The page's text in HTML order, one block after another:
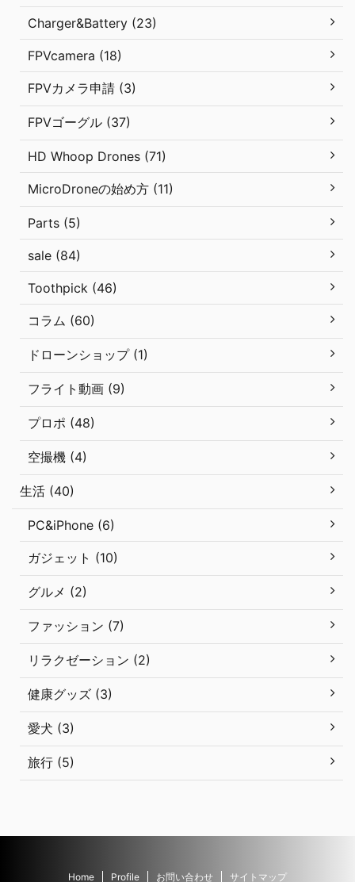
Charger&Battery (23)
FPVcamera (18)
FPVカメラ申請 (3)
FPVゴーグル (37)
HD Whoop Drones (71)
MicroDroneの始め方 (11)
Parts (5)
sale (84)
Toothpick (46)
コラム (60)
ドローンショップ (1)
フライト動画 (9)
プロポ (48)
空撮機 (4)
生活 (40)
PC&iPhone (6)
ガジェット (10)
グルメ (2)
ファッション (7)
リラクゼーション (2)
健康グッズ (3)
愛犬 (3)
旅行 (5)
Home Profile お問い合わせ サイトマップ